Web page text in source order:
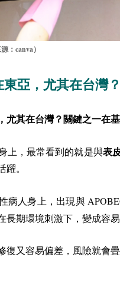
： canva）
亞，尤其在台灣？
其在台灣？關鍵之一在基
上，最常看到的就是與表
躍。
病人身上，出現與
長期環境刺激下，變成容
又容易偏差，風險就會疊